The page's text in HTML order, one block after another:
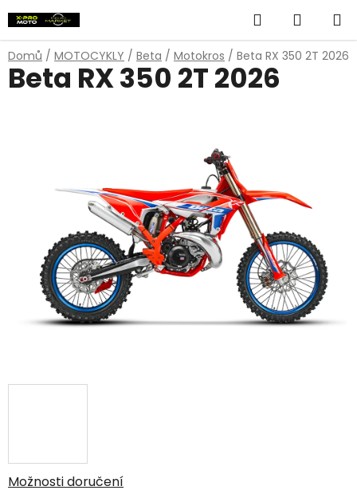
na
obsah
Hledat
KOŠÍK
Domů / MOTOCYKLY / Beta / Motokros / Beta RX 350 2T 2026
Možnosti doručení
Beta RX 350 2T 2026